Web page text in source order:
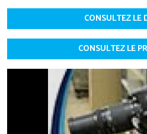
CONSULTEZ LE
CONSULTEZ LE